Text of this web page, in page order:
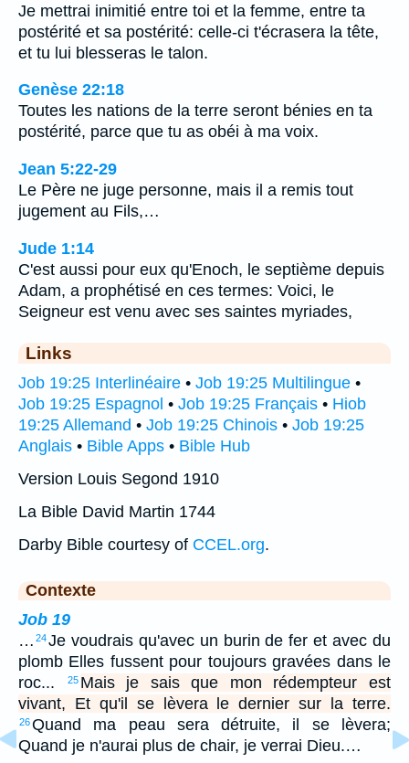
Je mettrai inimitié entre toi et la femme, entre ta
postérité et sa postérité: celle-ci t'écrasera la tête,
et tu lui blesseras le talon.
Genèse 22:18
Toutes les nations de la terre seront bénies en ta
postérité, parce que tu as obéi à ma voix.
Jean 5:22-29
Le Père ne juge personne, mais il a remis tout
jugement au Fils,…
Jude 1:14
C'est aussi pour eux qu'Enoch, le septième depuis
Adam, a prophétisé en ces termes: Voici, le
Seigneur est venu avec ses saintes myriades,
Links
Job 19:25 Interlinéaire • Job 19:25 Multilingue •
Job 19:25 Espagnol • Job 19:25 Français • Hiob
19:25 Allemand • Job 19:25 Chinois • Job 19:25
Anglais • Bible Apps • Bible Hub
Version Louis Segond 1910
La Bible David Martin 1744
Darby Bible courtesy of CCEL.org.
Contexte
Job 19
… 24Je voudrais qu'avec un burin de fer et avec du
plomb Elles fussent pour toujours gravées dans le
roc...
25 Mais je sais que mon rédempteur est
vivant, Et qu'il se lèvera le dernier sur la terre.
26Quand ma peau sera détruite, il se lèvera;
Quand je n'aurai plus de chair, je verrai Dieu.…